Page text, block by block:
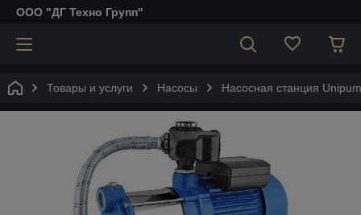
ООО "ДГ Техно Групп"
Товары и услуги Насосы Насосная станция